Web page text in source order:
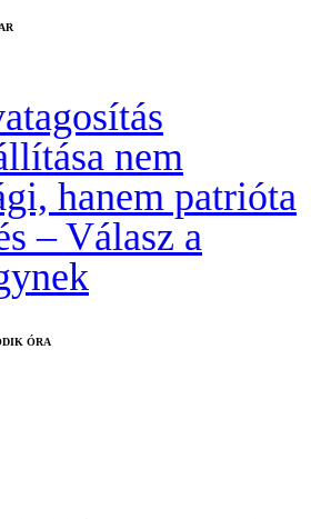
nem
hanem patrióta
– Válasz a
ÓRA